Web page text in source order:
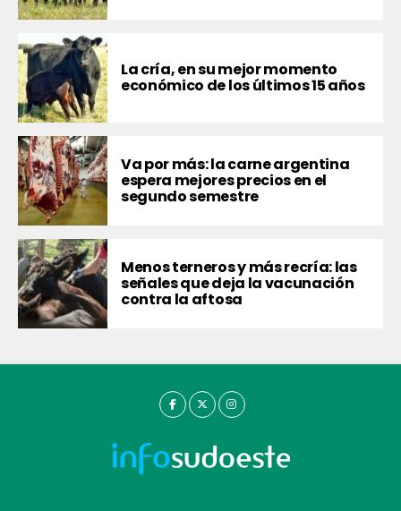
La cría, en su mejor momento
económico de los últimos 15 años
Va por más: la carne argentina
espera mejores precios en el
segundo semestre
Menos terneros y más recría: las
señales que deja la vacunación
contra la aftosa